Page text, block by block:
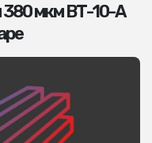
380 мкм ВТ-10-А